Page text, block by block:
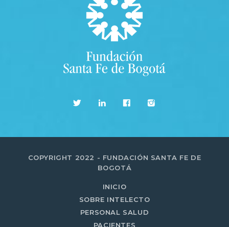
COPYRIGHT 2022 - FUNDACIÓN SANTA FE DE
BOGOTÁ
INICIO
SOBRE INTELECTO
PERSONAL SALUD
PACIENTES